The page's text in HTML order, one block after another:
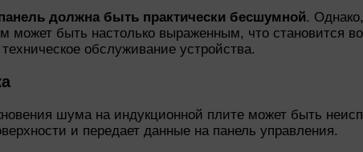
должна быть практически бесшумной.
может быть настолько выраженным, что становится
обслуживание устройства.
шума на индукционной плите может быть
и передает данные на панель управления.